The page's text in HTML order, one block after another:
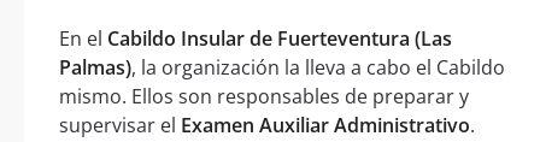
En el Cabildo Insular de Fuerteventura (Las
Palmas), la organización la lleva a cabo el Cabildo
mismo. Ellos son responsables de preparar y
supervisar el Examen Auxiliar Administrativo.